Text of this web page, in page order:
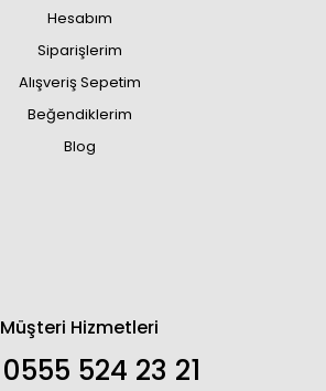
Hesabım
Siparişlerim
Alışveriş Sepetim
Beğendiklerim
Blog
Müşteri Hizmetleri
0555 524 23 21